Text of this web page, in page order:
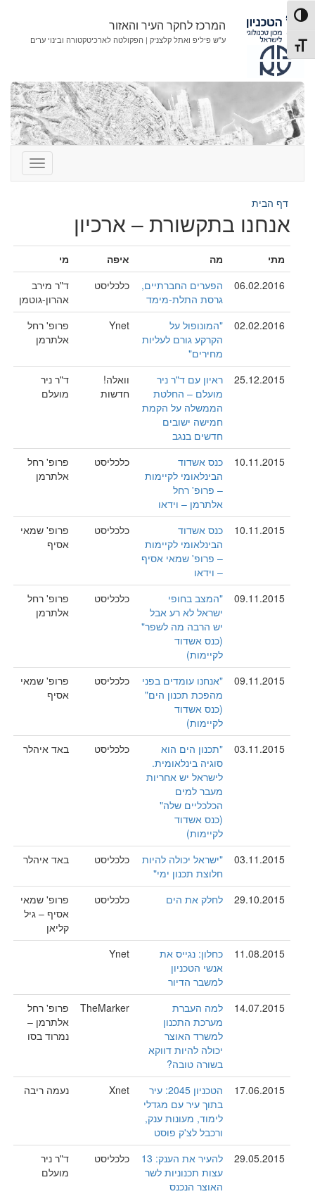
דלג
לתוכן
דלג
לניווט
הפעל/כבה ניגודיות גבוהה
מתג גודל גופן
המרכז לחקר העיר והאזור
ע"ש פיליפ ואתל קלצניק | הפקולטה לארכיטקטורה ובינוי ערים
דף הבית
אנחנו בתקשורת – ארכיון
מתי מה איפה
מי
06.02.2016
הפערים החברתיים,
גרסת התלת-מימד
כלכליסט
ד"ר מירב
אהרון-גוטמן
02.02.2016
"המונופול על
הקרקע גורם לעליות
מחירים"
Ynet
פרופ' רחל
אלתרמן
25.12.2015
ראיון עם ד"ר ניר
מועלם – החלטת
הממשלה על הקמת
חמישה ישובים
חדשים בנגב
וואלה!
חדשות
ד"ר ניר
מועלם
10.11.2015
כנס אשדוד
הבינלאומי לקיימות
– פרופ' רחל
אלתרמן – וידאו
כלכליסט
פרופ' רחל
אלתרמן
10.11.2015
כנס אשדוד
הבינלאומי לקיימות
– פרופ' שמאי אסיף
– וידאו
כלכליסט
פרופ' שמאי
אסיף
09.11.2015
"המצב בחופי
ישראל לא רע אבל
יש הרבה מה לשפר"
(כנס אשדוד
לקיימות)
כלכליסט
פרופ' רחל
אלתרמן
09.11.2015
"אנחנו עומדים בפני
מהפכת תכנון הים"
(כנס אשדוד
לקיימות)
כלכליסט
פרופ' שמאי
אסיף
03.11.2015
"תכנון הים הוא
סוגיה בינלאומית.
לישראל יש אחריות
מעבר למים
הכלכליים שלה"
(כנס אשדוד
לקיימות)
כלכליסט באד איהלר
03.11.2015
"ישראל יכולה להיות
חלוצת תכנון ימי"
כלכליסט באד איהלר
29.10.2015 לחלק את הים כלכליסט
פרופ' שמאי
אסיף – גיל
קליאן
11.08.2015
כחלון: נגייס את
אנשי הטכניון
למשבר הדיור
Ynet
14.07.2015
למה העברת
מערכת התכנון
למשרד האוצר
יכולה להיות דווקא
בשורה טובה?
TheMarker
פרופ' רחל
אלתרמן –
נמרוד בסו
17.06.2015
הטכניון 2045: עיר
בתוך עיר עם מגדלי
לימוד, מעונות ענק,
ורכבל לצ'ק פוסט
Xnet נעמה ריבה
29.05.2015
להעיר את הענק: 13
עצות תכנוניות לשר
האוצר הנכנס
כלכליסט
ד"ר ניר
מועלם